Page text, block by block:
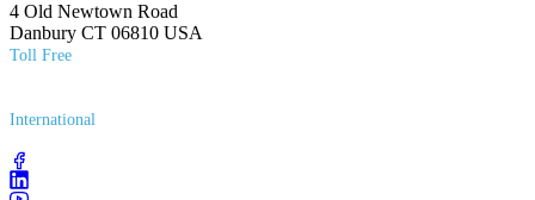
4 Old Newtown Road
Danbury CT 06810 USA
Toll Free
International